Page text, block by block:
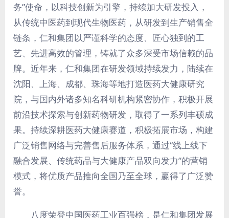
务”使命，以科技创新为引擎，持续加大研发投入，
从传统中医药到现代生物医药，从研发到生产销售全
链条，仁和集团以严谨科学的态度、匠心独到的工
艺、先进高效的管理，铸就了众多深受市场信赖的品
牌。近年来，仁和集团在研发领域持续发力，陆续在
沈阳、上海、成都、珠海等地打造医药大健康研究
院，与国内外诸多知名科研机构紧密协作，积极开展
前沿技术探索与创新药物研发，取得了一系列丰硕成
果。持续深耕医药大健康赛道，积极拓展市场，构建
广泛销售网络与完善售后服务体系，通过“线上线下
融合发展、传统药品与大健康产品双向发力”的营销
模式，将优质产品推向全国乃至全球，赢得了广泛赞
誉。
八度荣登中国医药工业百强榜，是仁和集团发展